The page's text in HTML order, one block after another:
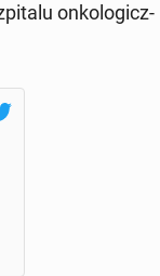
on­ko­lo­gicz­